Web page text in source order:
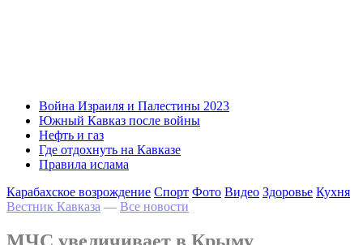
Война Израиля и Палестины 2023
Южный Кавказ после войны
Нефть и газ
Где отдохнуть на Кавказе
Правила ислама
Карабахское возрождение Спорт Фото Видео Здоровье Кухня
Вестник Кавказа — Все новости